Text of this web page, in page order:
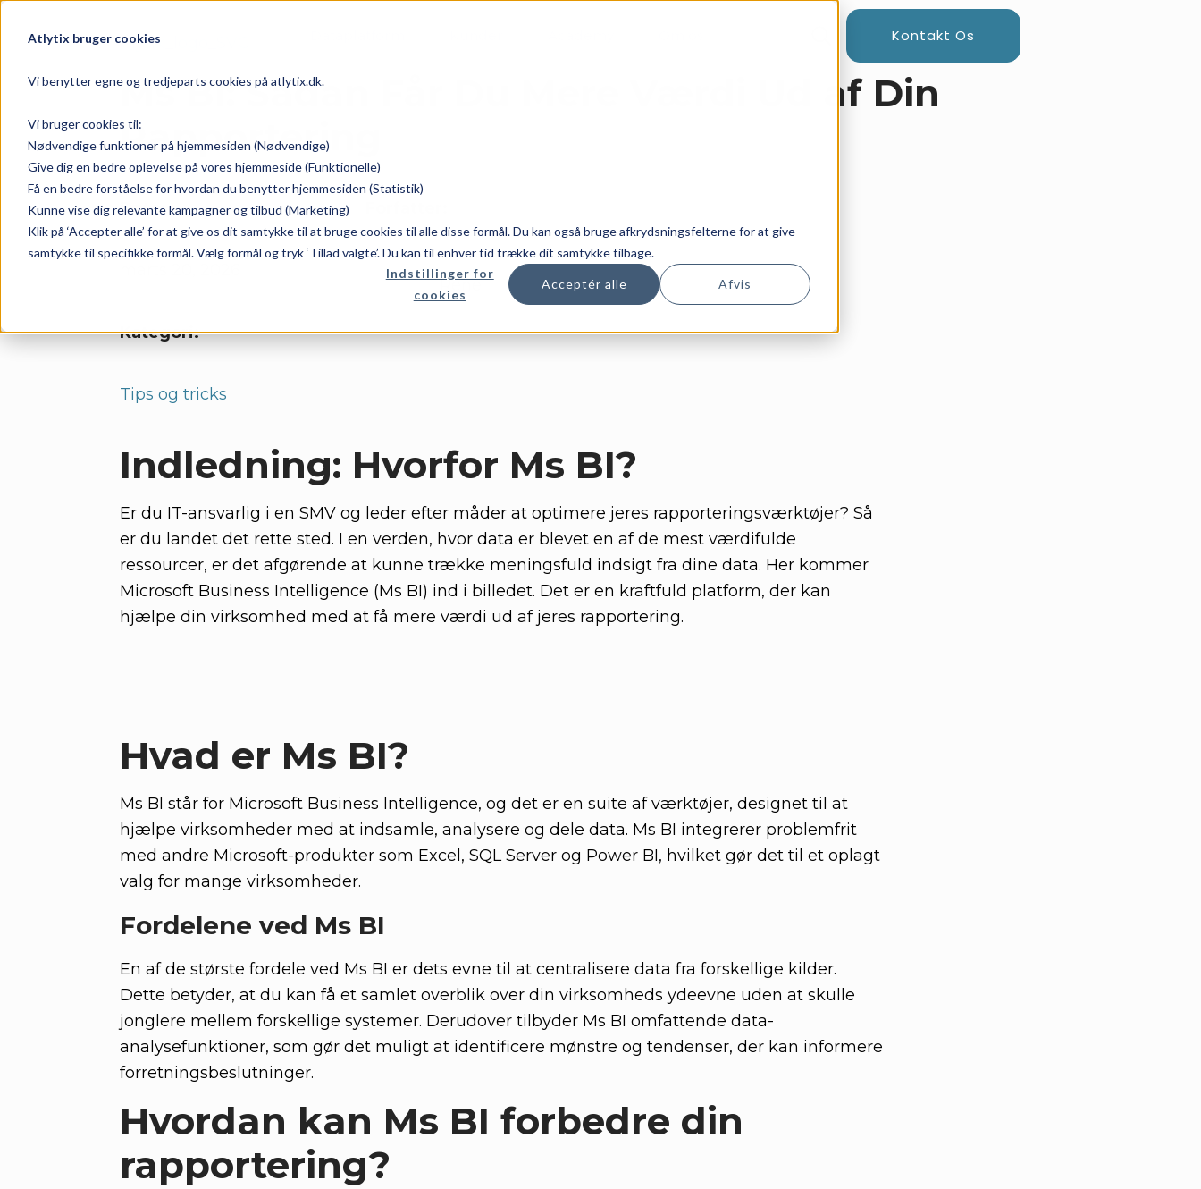
Atlytix bruger cookies
Vi benytter egne og tredjeparts cookies på atlytix.dk.
Vi bruger cookies til:
Nødvendige funktioner på hjemmesiden (Nødvendige)
Give dig en bedre oplevelse på vores hjemmeside (Funktionelle)
Få en bedre forståelse for hvordan du benytter hjemmesiden (Statistik)
Kunne vise dig relevante kampagner og tilbud (Marketing)
Klik på ‘Accepter alle’ for at give os dit samtykke til at bruge cookies til alle disse formål. Du kan også bruge afkrydsningsfelterne for at give
samtykke til specifikke formål. Vælg formål og tryk ‘Tillad valgte’. Du kan til enhver tid trække dit samtykke tilbage.
Indstillinger for
cookies
Acceptér alle Afvis
Kontakt Os
Ms BI: Sådan Får Du Mere Værdi Ud af Din
Rapportering
Dato:
Kategori:
Tips og tricks
Rene
Indledning: Hvorfor Ms BI?
Er du IT-ansvarlig i en SMV og leder efter måder at optimere jeres rapporteringsværktøjer? Så
er du landet det rette sted. I en verden, hvor data er blevet en af de mest værdifulde
ressourcer, er det afgørende at kunne trække meningsfuld indsigt fra dine data. Her kommer
Microsoft Business Intelligence (Ms BI) ind i billedet. Det er en kraftfuld platform, der kan
hjælpe din virksomhed med at få mere værdi ud af jeres rapportering.
Hvad er Ms BI?
Ms BI står for Microsoft Business Intelligence, og det er en suite af værktøjer, designet til at
hjælpe virksomheder med at indsamle, analysere og dele data. Ms BI integrerer problemfrit
med andre Microsoft-produkter som Excel, SQL Server og Power BI, hvilket gør det til et oplagt
valg for mange virksomheder.
Fordelene ved Ms BI
En af de største fordele ved Ms BI er dets evne til at centralisere data fra forskellige kilder.
Dette betyder, at du kan få et samlet overblik over din virksomheds ydeevne uden at skulle
jonglere mellem forskellige systemer. Derudover tilbyder Ms BI omfattende data-
analysefunktioner, som gør det muligt at identificere mønstre og tendenser, der kan informere
forretningsbeslutninger.
Hvordan kan Ms BI forbedre din
rapportering?